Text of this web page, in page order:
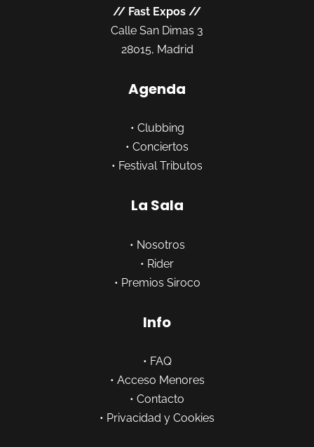
// Fast Expos //
Calle San Dimas 3
28015, Madrid
Agenda
• Clubbing
• Conciertos
• Festival Tributos
La Sala
• Nosotros
• Rider
• Premios Siroco
Info
• FAQ
• Acceso Menores
• Contacto
• Privacidad y Cookies